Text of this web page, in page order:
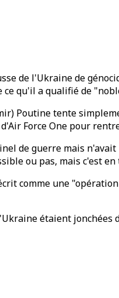
de l'Ukraine de
qu'il a qualifié de
Poutine tente
Force One pour
de guerre mais
ou pas, mais c'est
comme une
étaient jonchées